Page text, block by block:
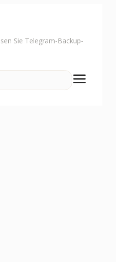
Sie Telegram-Backup-